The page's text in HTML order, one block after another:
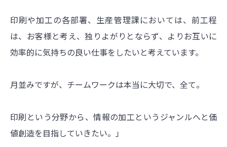
印刷や加工の各部署、生産管理課においては、前工程
は、お客様と考え、独りよがりとならず、よりお互いに
効率的に気持ちの良い仕事をしたいと考えています。
月並みですが、チームワークは本当に大切で、全て。
印刷という分野から、情報の加工というジャンルへと価
値創造を目指していきたい。」